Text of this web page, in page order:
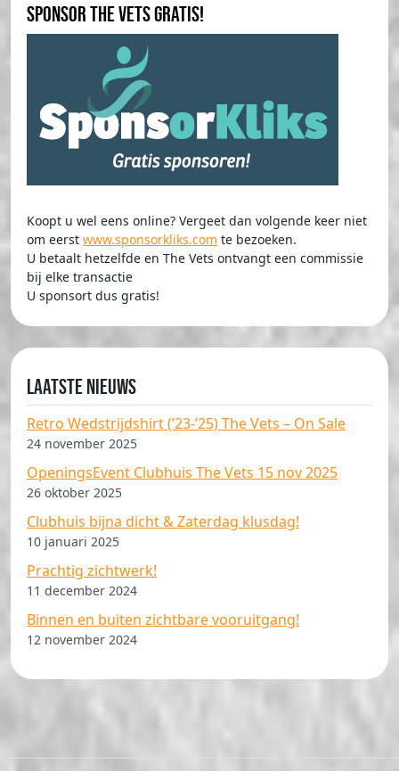
Sponsor The Vets gratis!
Koopt u wel eens online? Vergeet dan volgende keer niet
om eerst www.sponsorkliks.com te bezoeken.
U betaalt hetzelfde en The Vets ontvangt een commissie
bij elke transactie
U sponsort dus gratis!
Laatste nieuws
Retro Wedstrijdshirt (’23-’25) The Vets – On Sale
24 november 2025
OpeningsEvent Clubhuis The Vets 15 nov 2025
26 oktober 2025
Clubhuis bijna dicht & Zaterdag klusdag!
10 januari 2025
Prachtig zichtwerk!
11 december 2024
Binnen en buiten zichtbare vooruitgang!
12 november 2024